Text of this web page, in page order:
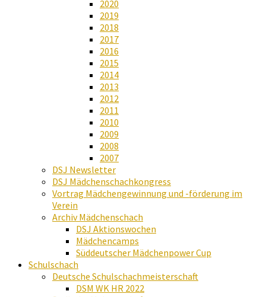
2020
2019
2018
2017
2016
2015
2014
2013
2012
2011
2010
2009
2008
2007
DSJ Newsletter
DSJ Mädchenschachkongress
Vortrag Mädchengewinnung und -förderung im
Verein
Archiv Mädchenschach
DSJ Aktionswochen
Mädchencamps
Süddeutscher Mädchenpower Cup
Schulschach
Deutsche Schulschachmeisterschaft
DSM WK HR 2022